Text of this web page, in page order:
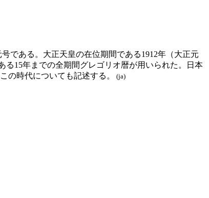
である。大正天皇の在位期間である1912年（大正元
る15年までの全期間グレゴリオ暦が用いられた。日本
の時代についても記述する。
(ja)